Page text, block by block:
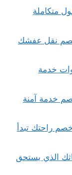
حلول متكاملة
جدة الى جيزان بـ35%خصم نقل عفشك
بخبرة 10 سنوات خدمة
الى جازان بـ35%خصم خدمة آمنة
من جدة الى الطائف بـ35%خصم راحتك تبدأ
بـ35%خصم لأثاثك الذي يستحق